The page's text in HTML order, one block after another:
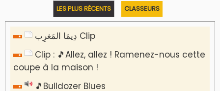
LES PLUS RÉCENTS CLASSEURS
دِيمَا المَغرِب Clip
Clip : 🎵Allez, allez ! Ramenez-nous cette
coupe à la maison !
🎵Bulldozer Blues